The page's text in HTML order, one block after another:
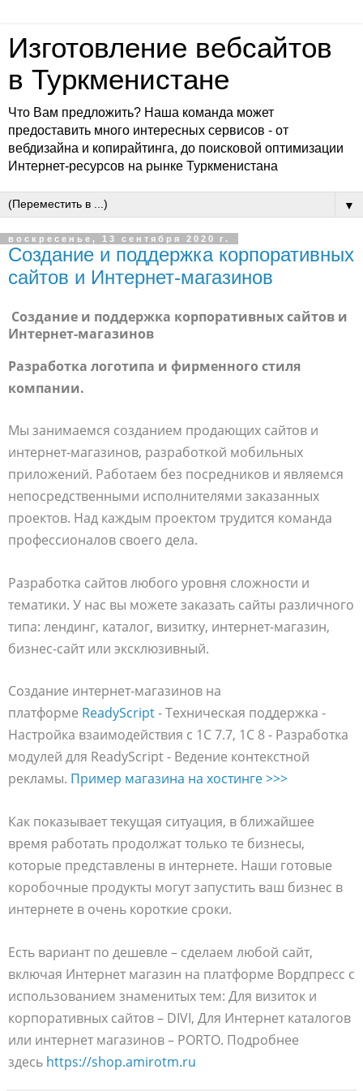
Изготовление вебсайтов
в Туркменистане
Что Вам предложить? Наша команда может
предоставить много интересных сервисов - от
вебдизайна и копирайтинга, до поисковой оптимизации
Интернет-ресурсов на рынке Туркменистана
▼
воскресенье, 13 сентября 2020 г.
Создание и поддержка корпоративных
сайтов и Интернет-магазинов
Создание и поддержка корпоративных сайтов и
Интернет-магазинов
Разработка логотипа и фирменного стиля
компании.
Мы занимаемся созданием продающих сайтов и
интернет-магазинов, разработкой мобильных
приложений. Работаем без посредников и являемся
непосредственными исполнителями заказанных
проектов. Над каждым проектом трудится команда
профессионалов своего дела.
Разработка сайтов любого уровня сложности и
тематики. У нас вы можете заказать сайты различного
типа: лендинг, каталог, визитку, интернет-магазин,
бизнес-сайт или эксклюзивный.
Создание интернет-магазинов на
платформе ReadyScript- Техническая поддержка -
Настройка взаимодействия с 1С 7.7, 1С 8 - Разработка
модулей для ReadyScript - Ведение контекстной
рекламы. Пример магазина на хостинге >>>
Как показывает текущая ситуация, в ближайшее
время работать продолжат только те бизнесы,
которые представлены в интернете. Наши готовые
коробочные продукты могут запустить ваш бизнес в
интернете в очень короткие сроки.
Есть вариант по дешевле – сделаем любой сайт,
включая Интернет магазин на платформе Вордпресс с
использованием знаменитых тем: Для визиток и
корпоративных сайтов – DIVI, Для Интернет каталогов
или интернет магазинов – PORTO. Подробнее
здесь https://shop.amirotm.ru